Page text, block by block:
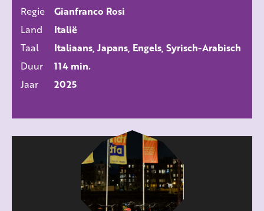
Regie
Gianfranco Rosi
Land
Italië
Taal
Italiaans, Japans, Engels, Syrisch-Arabisch
Duur
114 min.
Jaar
2025